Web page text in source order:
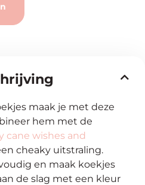
maak je met deze
hem met de
cane wishes and
cheaky uitstraling.
en maak koekjes
de slag met een kleur